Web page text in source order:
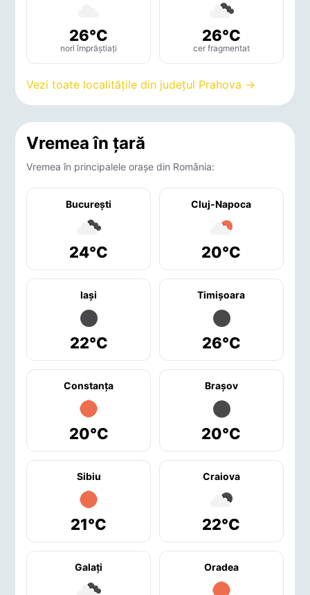
26°C
nori împrăștiați
26°C
cer fragmentat
Vezi toate localitățile din județul Prahova →
Vremea în țară
Vremea în principalele orașe din România:
București
24°C
Cluj-Napoca
20°C
Iaşi
22°C
Timişoara
26°C
Constanţa
20°C
Braşov
20°C
Sibiu
21°C
Craiova
22°C
Galaţi Oradea